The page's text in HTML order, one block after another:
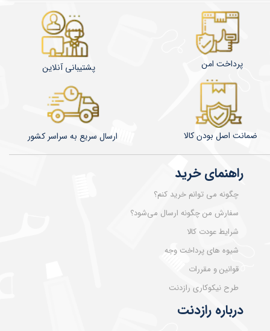
درباره رازدنت
راهنمای خرید
چگونه می توانم خرید کنم؟
سفارش من چگونه ارسال می‌شود؟
شرایط عودت کالا
شیوه های پرداخت وجه
قوانین و مقررات
طرح نیکوکاری رازدنت
​​​​ارسال سریع به سراسر کشور ضمانت اصل بودن کالا
پشتیبانی آنلاین پرداخت امن